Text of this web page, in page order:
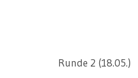
Runde 2 (18.05.)